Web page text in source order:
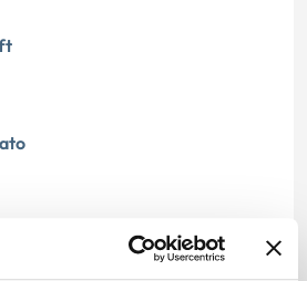
er kasseret den 17. juli 2015,
principafgørelse 239-11 og 23-